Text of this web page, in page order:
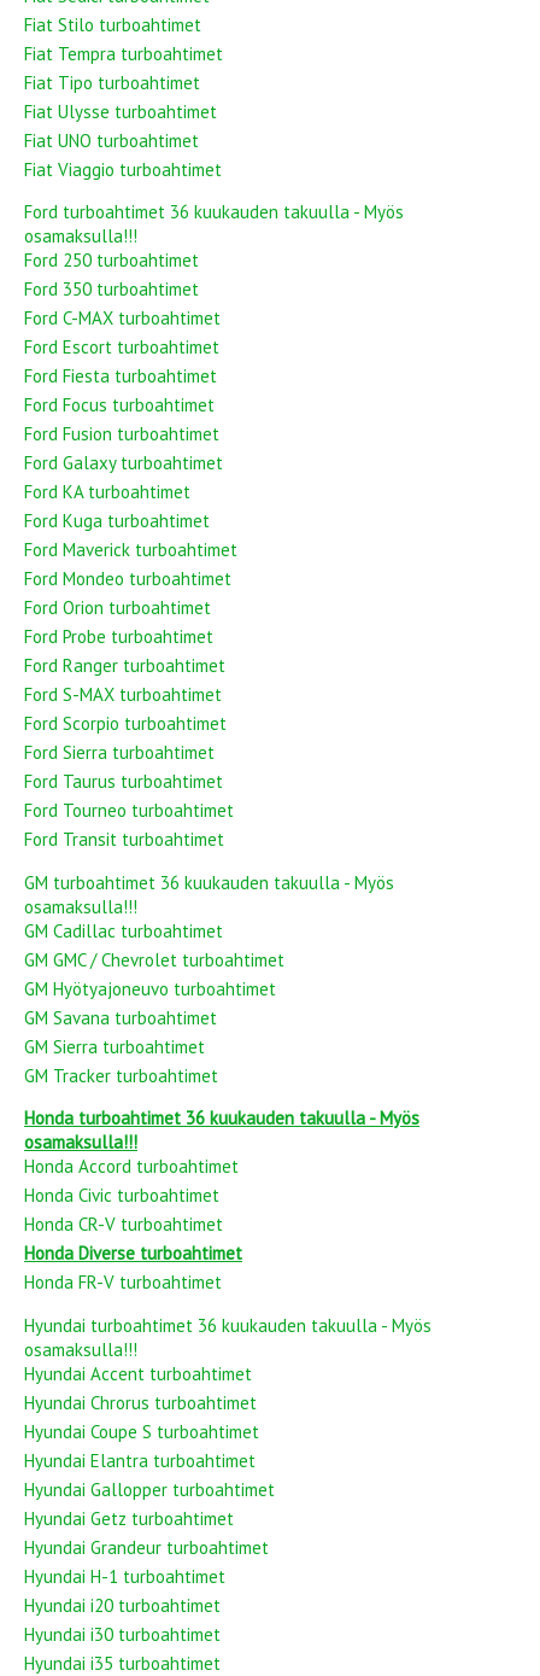
Fiat Stilo turboahtimet
Fiat Tempra turboahtimet
Fiat Tipo turboahtimet
Fiat Ulysse turboahtimet
Fiat UNO turboahtimet
Fiat Viaggio turboahtimet
Ford turboahtimet 36 kuukauden takuulla - Myös
osamaksulla!!!
Ford 250 turboahtimet
Ford 350 turboahtimet
Ford C-MAX turboahtimet
Ford Escort turboahtimet
Ford Fiesta turboahtimet
Ford Focus turboahtimet
Ford Fusion turboahtimet
Ford Galaxy turboahtimet
Ford KA turboahtimet
Ford Kuga turboahtimet
Ford Maverick turboahtimet
Ford Mondeo turboahtimet
Ford Orion turboahtimet
Ford Probe turboahtimet
Ford Ranger turboahtimet
Ford S-MAX turboahtimet
Ford Scorpio turboahtimet
Ford Sierra turboahtimet
Ford Taurus turboahtimet
Ford Tourneo turboahtimet
Ford Transit turboahtimet
GM turboahtimet 36 kuukauden takuulla - Myös
osamaksulla!!!
GM Cadillac turboahtimet
GM GMC / Chevrolet turboahtimet
GM Hyötyajoneuvo turboahtimet
GM Savana turboahtimet
GM Sierra turboahtimet
GM Tracker turboahtimet
Honda turboahtimet 36 kuukauden takuulla - Myös
osamaksulla!!!
Honda Accord turboahtimet
Honda Civic turboahtimet
Honda CR-V turboahtimet
Honda Diverse turboahtimet
Honda FR-V turboahtimet
Hyundai turboahtimet 36 kuukauden takuulla - Myös
osamaksulla!!!
Hyundai Accent turboahtimet
Hyundai Chrorus turboahtimet
Hyundai Coupe S turboahtimet
Hyundai Elantra turboahtimet
Hyundai Gallopper turboahtimet
Hyundai Getz turboahtimet
Hyundai Grandeur turboahtimet
Hyundai H-1 turboahtimet
Hyundai i20 turboahtimet
Hyundai i30 turboahtimet
Hyundai i35 turboahtimet